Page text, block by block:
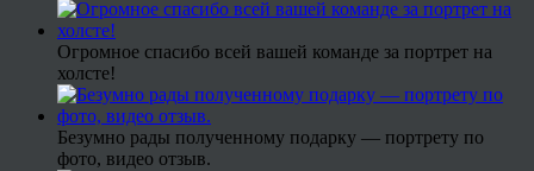
Огромное спасибо всей вашей команде за портрет на
холсте!
Безумно рады полученному подарку — портрету по
фото, видео отзыв.